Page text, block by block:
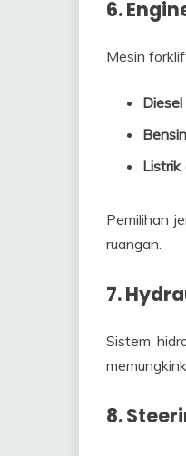
6.
Mesin
Diesel
Listrik
Pemilihan
ruangan.
7.
Sistem
8.